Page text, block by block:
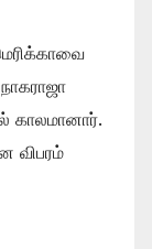
காலமானார்.
விபரம்